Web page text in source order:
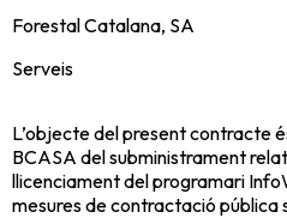
Forestal Catalana, SA
Serveis
L’objecte del present contracte
BCASA del subministrament
llicenciament del programari
mesures de contractació pública